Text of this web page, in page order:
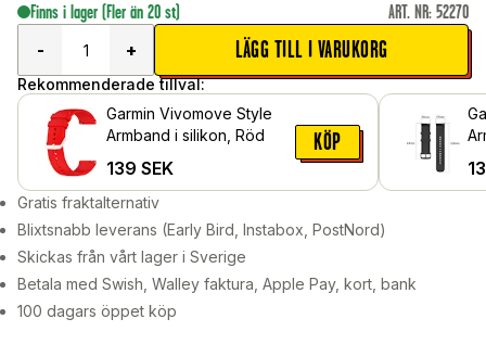
Finns i lager (Fler än 20 st) ART. NR: 52270
-
+ LÄGG TILL I VARUKORG
Rekommenderade tillval:
Garmin Vivomove Style
Armband i silikon, Röd
139 SEK
KÖP
Gratis fraktalternativ
Blixtsnabb leverans (Early Bird, Instabox, PostNord)
Skickas från vårt lager i Sverige
Betala med Swish, Walley faktura, Apple Pay, kort, bank
100 dagars öppet köp